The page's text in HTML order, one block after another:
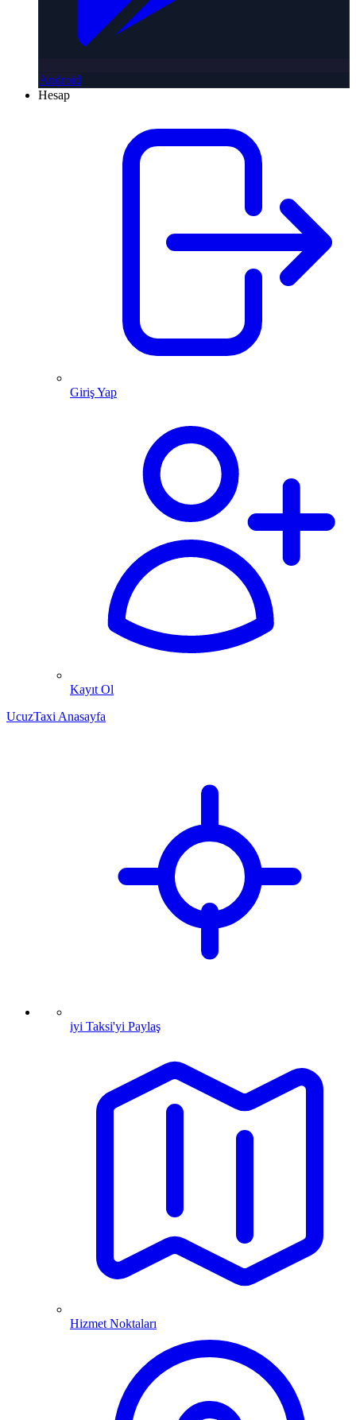
Android
Hesap
Giriş Yap
Kayıt Ol
UcuzTaxi Anasayfa
iyi Taksi'yi Paylaş
Hizmet Noktaları